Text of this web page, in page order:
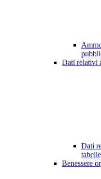
Dati relativi
Dati
Benessere